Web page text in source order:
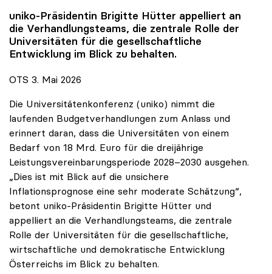
uniko-Präsidentin Brigitte Hütter appelliert an
die Verhandlungsteams, die zentrale Rolle der
Universitäten für die gesellschaftliche
Entwicklung im Blick zu behalten.
OTS 3. Mai 2026
Die Universitätenkonferenz (uniko) nimmt die
laufenden Budgetverhandlungen zum Anlass und
erinnert daran, dass die Universitäten von einem
Bedarf von 18 Mrd. Euro für die dreijährige
Leistungsvereinbarungsperiode 2028–2030 ausgehen.
„Dies ist mit Blick auf die unsichere
Inflationsprognose eine sehr moderate Schätzung“,
betont uniko-Präsidentin Brigitte Hütter und
appelliert an die Verhandlungsteams, die zentrale
Rolle der Universitäten für die gesellschaftliche,
wirtschaftliche und demokratische Entwicklung
Österreichs im Blick zu behalten.